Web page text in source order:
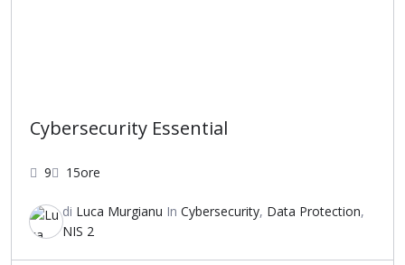
Cybersecurity Essential
9 15ore
di Luca Murgianu In Cybersecurity, Data Protection,
NIS 2